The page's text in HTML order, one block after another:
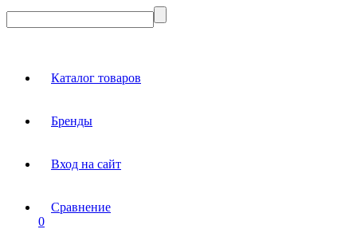
Каталог товаров
Бренды
Вход на сайт
Сравнение
0